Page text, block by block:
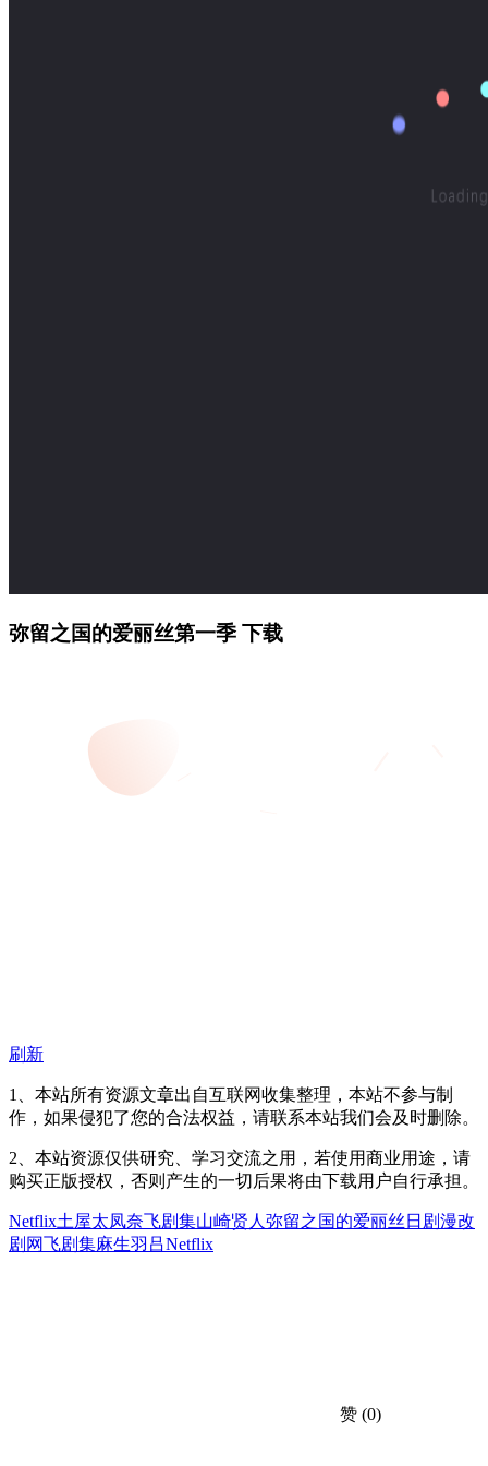
弥留之国的爱丽丝第一季 下载
刷新
1、本站所有资源文章出自互联网收集整理，本站不参与制
作，如果侵犯了您的合法权益，请联系本站我们会及时删除。
2、本站资源仅供研究、学习交流之用，若使用商业用途，请
购买正版授权，否则产生的一切后果将由下载用户自行承担。
Netflix土屋太凤奈飞剧集山崎贤人 弥留之国的爱丽丝 日剧漫改
剧 网飞剧集麻生羽吕Netflix
赞 (0)